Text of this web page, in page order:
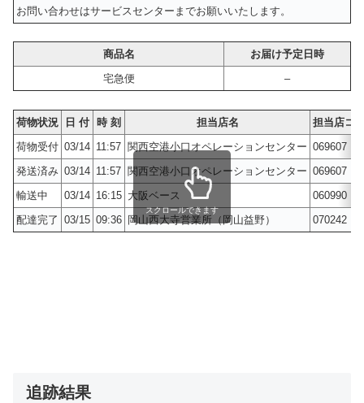
お問い合わせはサービスセンターまでお願いいたします。
商品名
お届け予定日時
宅急便
–
荷物状況 日 付 時 刻 担当店名
担当店コ
荷物受付 03/14 11:57 関西空港小口オペレーションセンター 069607
発送済み 03/14 11:57 関西空港小口オペレーションセンター 069607
輸送中
03/14 16:15 大阪ベース
060990
配達完了 03/15 09:36 岡山西大寺営業所（岡山益野） 070242
スクロールできます
追跡結果